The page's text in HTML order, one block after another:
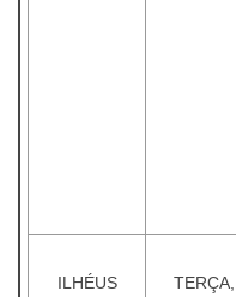
ILHÉUS
TERÇA,